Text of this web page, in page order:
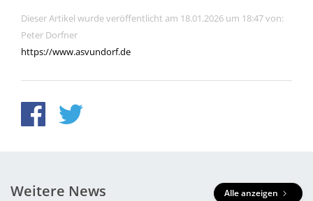
Dieser Artikel wurde veröffentlicht am 18.01.2026 um 18:47 von:
Peter Dorfner
https://www.asvundorf.de
Weitere News Alle anzeigen